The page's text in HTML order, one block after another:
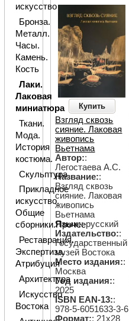
Купить
Взгляд сквозь
сияние. Лаковая
живопись
Вьетнама
Автор::
Легостаева А.С.
Название::
Взгляд сквозь
сияние. Лаковая
живопись
Вьетнама
Язык:: русский
Издательство::
Государственный
музей Востока
Место издания::
Москва
Год издания::
2025
ISBN EAN-13::
978-5-6051633-3-6
Формат:: 21х28
искусство
Бронза.
Металл.
Часы.
Камень.
Кость
Лаки.
Лаковая
миниатюра
Ткани.
Мода.
История
костюма.
Скульптура
Прикладное
искусство.
Общие
сборники.Прочее
Реставрация.
Экспертиза.
Атрибуция
Архитектура
Искусство
Востока